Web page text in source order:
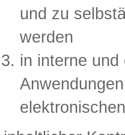
und zu
werden
in interne